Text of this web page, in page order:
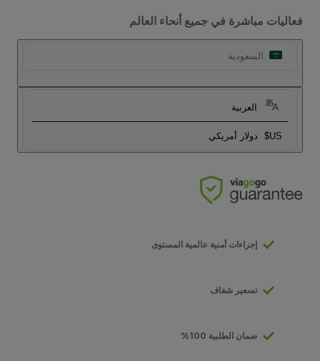
فعاليات مباشرة في جميع أنحاء العالم
السعودية
العربية
US$ دولار أمريكي
إجراءات أمنية عالمية المستوى
تسعير شفاف
ضمان الطلبية 100%